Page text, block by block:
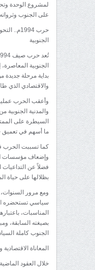
لمشروع الوحدة
على الجنوب
حرب
الجنوبية
الجنوبية المعاصرة،
بداية مرحلة
والاقتصادي
وأعقب الحرب
والمدنية
السيطرة على
ما أسهم في تعميق
كما تسببت الحرب
وإضعاف مؤسسات
فضلاً عن التداعيات
بظلالها على حياة
سياسي تستحضره
المناسبات،
بصيغته السابقة،
الجنوب كاملة
المعاناة
خلال العقود